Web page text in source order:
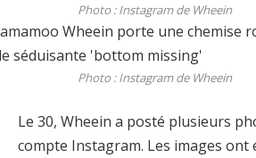
Photo : Instagram de Wheein
Photo : Instagram de Wheein
Le 30, Wheein a posté plusieurs
compte Instagram. Les images ont